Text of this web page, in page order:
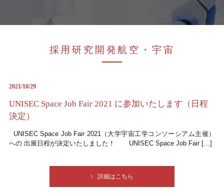
採用研究開発航空・宇宙
2021/10/29
UNISEC Space Job Fair 2021 に参加いたします（日程
決定）
UNISEC Space Job Fair 2021（大学宇宙工学コンソーシアム主催）
への 出展日程が決定いたしました！ UNISEC Space Job Fair […]
詳細はこちら